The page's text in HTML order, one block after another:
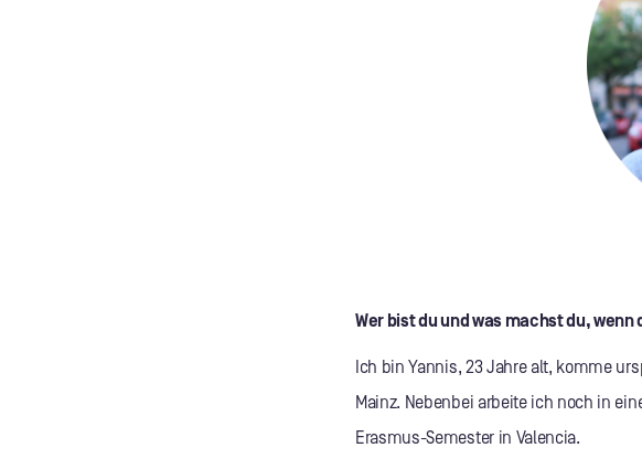
Wer bist du und was machst du,
Ich bin Yannis, 23 Jahre alt, komme
Mainz. Nebenbei arbeite ich noch in
Erasmus-Semester in Valencia.